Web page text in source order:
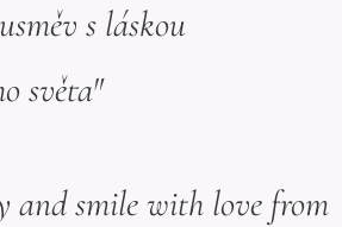
s láskou
světa"
and smile with love from